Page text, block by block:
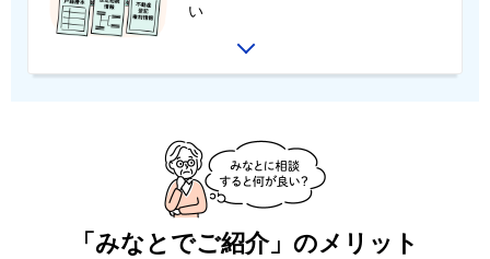
い
「みなとでご紹介」のメリット